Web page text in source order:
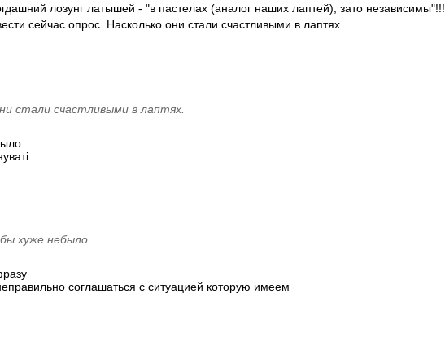
лозунг латышей - "в пастелах (аналог наших лаптей), зато независимы"!!!
сейчас опрос. Насколько они стали счастливыми в лаптях.
стали счастливыми в лаптях.
хуже небыло.
соглашаться с ситуацией которую имеем